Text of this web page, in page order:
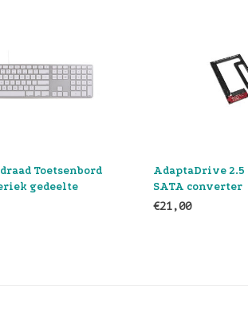
2.5 naar 3.5
converter
Matias
met
€69,00